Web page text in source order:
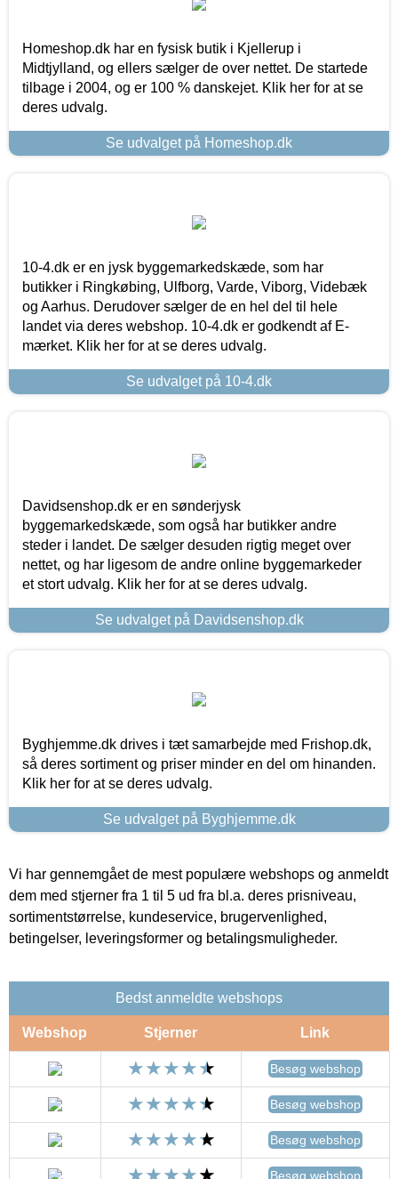
Homeshop.dk har en fysisk butik i Kjellerup i
Midtjylland, og ellers sælger de over nettet. De startede
tilbage i 2004, og er 100 % danskejet. Klik her for at se
deres udvalg.
Se udvalget på Homeshop.dk
10-4.dk er en jysk byggemarkedskæde, som har
butikker i Ringkøbing, Ulfborg, Varde, Viborg, Videbæk
og Aarhus. Derudover sælger de en hel del til hele
landet via deres webshop. 10-4.dk er godkendt af E-
mærket. Klik her for at se deres udvalg.
Se udvalget på 10-4.dk
Davidsenshop.dk er en sønderjysk
byggemarkedskæde, som også har butikker andre
steder i landet. De sælger desuden rigtig meget over
nettet, og har ligesom de andre online byggemarkeder
et stort udvalg. Klik her for at se deres udvalg.
Se udvalget på Davidsenshop.dk
Byghjemme.dk drives i tæt samarbejde med Frishop.dk,
så deres sortiment og priser minder en del om hinanden.
Klik her for at se deres udvalg.
Se udvalget på Byghjemme.dk
Vi har gennemgået de mest populære webshops og anmeldt
dem med stjerner fra 1 til 5 ud fra bl.a. deres prisniveau,
sortimentstørrelse, kundeservice, brugervenlighed,
betingelser, leveringsformer og betalingsmuligheder.
Bedst anmeldte webshops
Webshop Stjerner Link
Besøg webshop
Besøg webshop
Besøg webshop
Besøg webshop